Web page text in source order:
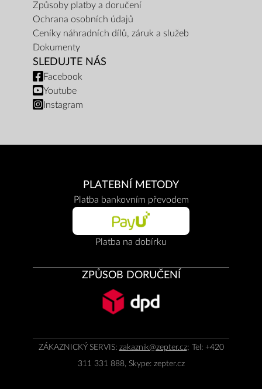
Způsoby platby a doručení
Ochrana osobních údajů
Ceníky náhradních dílů, záruk a služeb
Dokumenty
SLEDUJTE NÁS
Facebook
Youtube
Instagram
PLATEBNÍ METODY
Platba bankovním převodem
Platba na dobírku
ZPŮSOB DORUČENÍ
ZÁKAZNICKÝ SERVIS: zakaznik@zepter.cz; Tel: +420
311 331 888, Skype: zepter.cz